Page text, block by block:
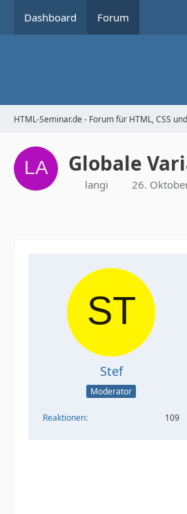
Dashboard Forum
HTML-Seminar.de - Forum für HTML, CSS
Globale
langi 26.
Stef
Moderator
Reaktionen 109